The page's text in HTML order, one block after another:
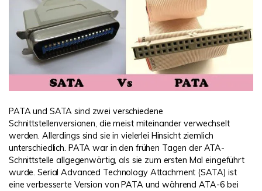
PATA und SATA sind zwei verschiedene
Schnittstellenversionen, die meist miteinander verwechselt
werden. Allerdings sind sie in vielerlei Hinsicht ziemlich
unterschiedlich. PATA war in den frühen Tagen der ATA-
Schnittstelle allgegenwärtig, als sie zum ersten Mal eingeführt
wurde. Serial Advanced Technology Attachment (SATA) ist
eine verbesserte Version von PATA und während ATA-6 bei